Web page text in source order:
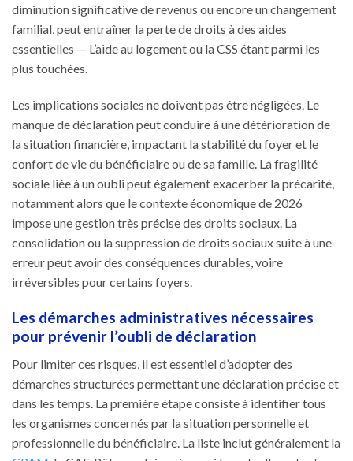
diminution significative de revenus ou encore un changement
familial, peut entraîner la perte de droits à des aides
essentielles — L’aide au logement ou la CSS étant parmi les
plus touchées.
Les implications sociales ne doivent pas être négligées. Le
manque de déclaration peut conduire à une détérioration de
la situation financière, impactant la stabilité du foyer et le
confort de vie du bénéficiaire ou de sa famille. La fragilité
sociale liée à un oubli peut également exacerber la précarité,
notamment alors que le contexte économique de 2026
impose une gestion très précise des droits sociaux. La
consolidation ou la suppression de droits sociaux suite à une
erreur peut avoir des conséquences durables, voire
irréversibles pour certains foyers.
Les démarches administratives nécessaires
pour prévenir l’oubli de déclaration
Pour limiter ces risques, il est essentiel d’adopter des
démarches structurées permettant une déclaration précise et
dans les temps. La première étape consiste à identifier tous
les organismes concernés par la situation personnelle et
professionnelle du bénéficiaire. La liste inclut généralement la